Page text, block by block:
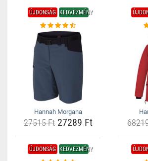
ÚJDONSÁG KEDVEZMÉNY
Hannah Morgana
27515 Ft27289 Ft
ÚJDONSÁG KEDVEZMÉNY